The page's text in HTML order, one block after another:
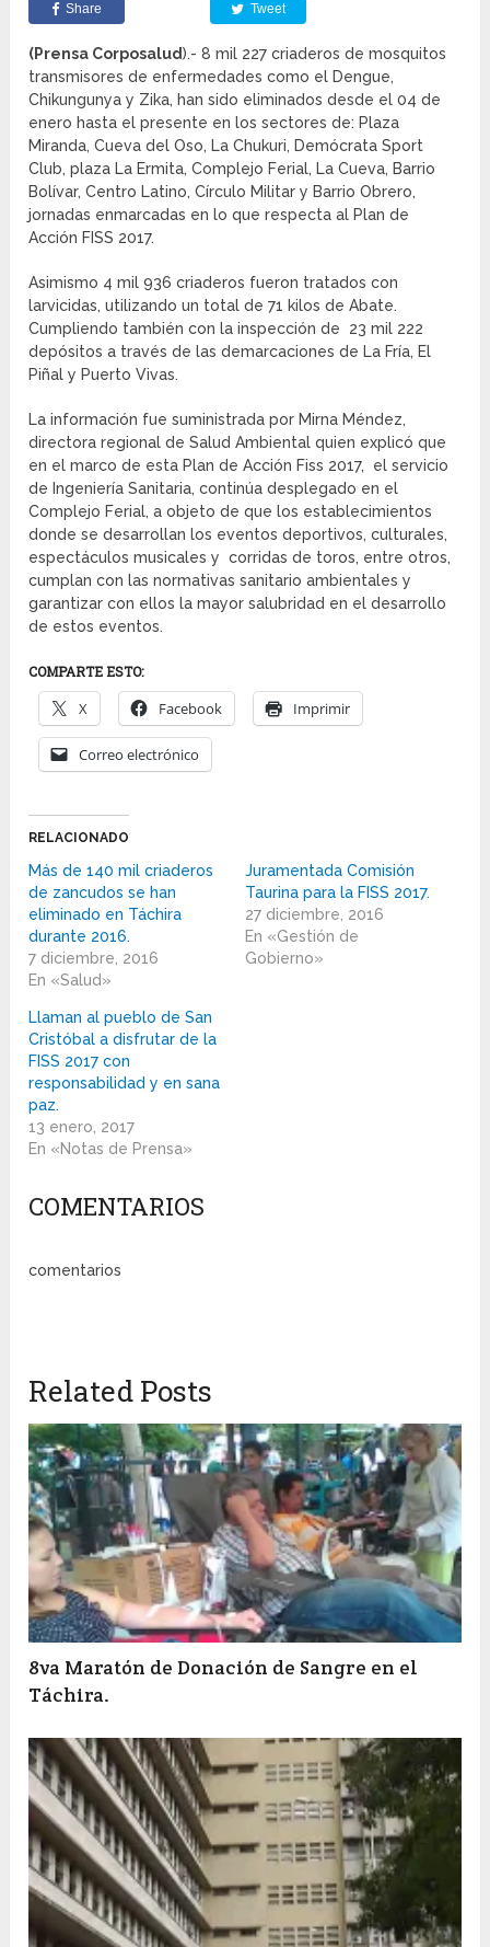
Share Tweet
(Prensa Corposalud).- 8 mil 227 criaderos de mosquitos
transmisores de enfermedades como el Dengue,
Chikungunya y Zika, han sido eliminados desde el 04 de
enero hasta el presente en los sectores de: Plaza
Miranda, Cueva del Oso, La Chukuri, Demócrata Sport
Club, plaza La Ermita, Complejo Ferial, La Cueva, Barrio
Bolívar, Centro Latino, Círculo Militar y Barrio Obrero,
jornadas enmarcadas en lo que respecta al Plan de
Acción FISS 2017.
Asimismo 4 mil 936 criaderos fueron tratados con
larvicidas, utilizando un total de 71 kilos de Abate.
Cumpliendo también con la inspección de 23 mil 222
depósitos a través de las demarcaciones de La Fría, El
Piñal y Puerto Vivas.
La información fue suministrada por Mirna Méndez,
directora regional de Salud Ambiental quien explicó que
en el marco de esta Plan de Acción Fiss 2017, el servicio
de Ingeniería Sanitaria, continúa desplegado en el
Complejo Ferial, a objeto de que los establecimientos
donde se desarrollan los eventos deportivos, culturales,
espectáculos musicales y corridas de toros, entre otros,
cumplan con las normativas sanitario ambientales y
garantizar con ellos la mayor salubridad en el desarrollo
de estos eventos.
COMPARTE ESTO:
X Facebook Imprimir
Correo electrónico
RELACIONADO
Más de 140 mil criaderos
de zancudos se han
eliminado en Táchira
durante 2016.
7 diciembre, 2016
En «Salud»
Juramentada Comisión
Taurina para la FISS 2017.
27 diciembre, 2016
En «Gestión de
Gobierno»
Llaman al pueblo de San
Cristóbal a disfrutar de la
FISS 2017 con
responsabilidad y en sana
paz.
13 enero, 2017
En «Notas de Prensa»
COMENTARIOS
comentarios
Related Posts
8va Maratón de Donación de Sangre en el
Táchira.